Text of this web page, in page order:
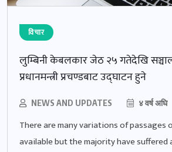
विचार
लुम्बिनी केबलकार जेठ २५ गतेदेखि
प्रधानमन्त्री प्रचण्डबाट उद्घाटन हुने
NEWS AND UPDATES ४ वर्ष अघि
There are many variations of passages
available but the majority have